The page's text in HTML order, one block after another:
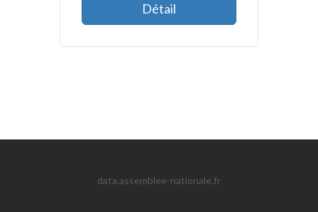
Détail
data.assemblee-nationale.fr